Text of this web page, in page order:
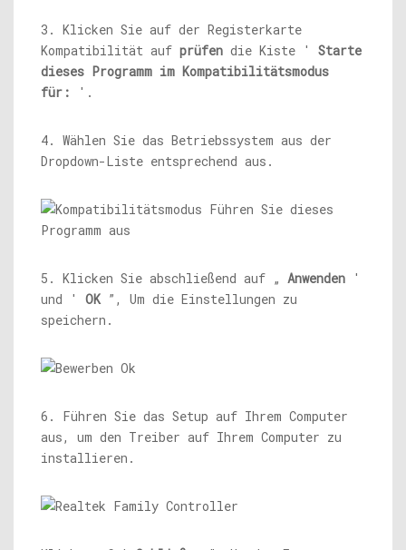
3. Klicken Sie auf der Registerkarte
Kompatibilität auf prüfen die Kiste ' Starte
dieses Programm im Kompatibilitätsmodus
für:
'.
4. Wählen Sie das Betriebssystem aus der
Dropdown-Liste entsprechend aus.
5. Klicken Sie abschließend auf „ Anwenden '
und ' OK”, Um die Einstellungen zu
speichern.
6. Führen Sie das Setup auf Ihrem Computer
aus, um den Treiber auf Ihrem Computer zu
installieren.